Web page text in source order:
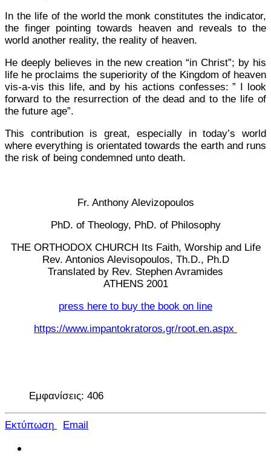
In the life of the world the monk constitutes the indicator,
the finger pointing towards heaven and reveals to the
world another reality, the reality of heaven.
He deeply believes in the new creation “in Christ”; by his
life he proclaims the superiority of the Kingdom of heaven
vis-a-vis this life, and by his actions con­fesses: ” I look
forward to the resurrection of the dead and to the life of
the future age”.
This contribution is great, especially in today’s world
where everything is orientated towards the earth and runs
the risk of being condemned unto death.
Fr. Anthony Alevizopoulos
PhD. of Theology, PhD. of Philosophy
THE ORTHODOX CHURCH Its Faith, Worship and Life
Rev. Antonios Alevisopoulos, Th.D., Ph.D
Translated by Rev. Stephen Avramides
ATHENS 2001
press here to buy the book on line
https://www.impantokratoros.gr/root.en.aspx
Εμφανίσεις: 406
Εκτύπωση Email